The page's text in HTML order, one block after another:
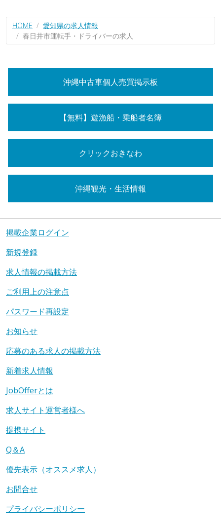
HOME
愛知県の求人情報
春日井市運転手・ドライバーの求人
沖縄中古車個人売買掲示板
【無料】遊漁船・乗船者名簿
クリックおきなわ
沖縄観光・生活情報
掲載企業ログイン
新規登録
求人情報の掲載方法
ご利用上の注意点
パスワード再設定
お知らせ
応募のある求人の掲載方法
新着求人情報
JobOfferとは
求人サイト運営者様へ
提携サイト
Q＆A
優先表示（オススメ求人）
お問合せ
プライバシーポリシー